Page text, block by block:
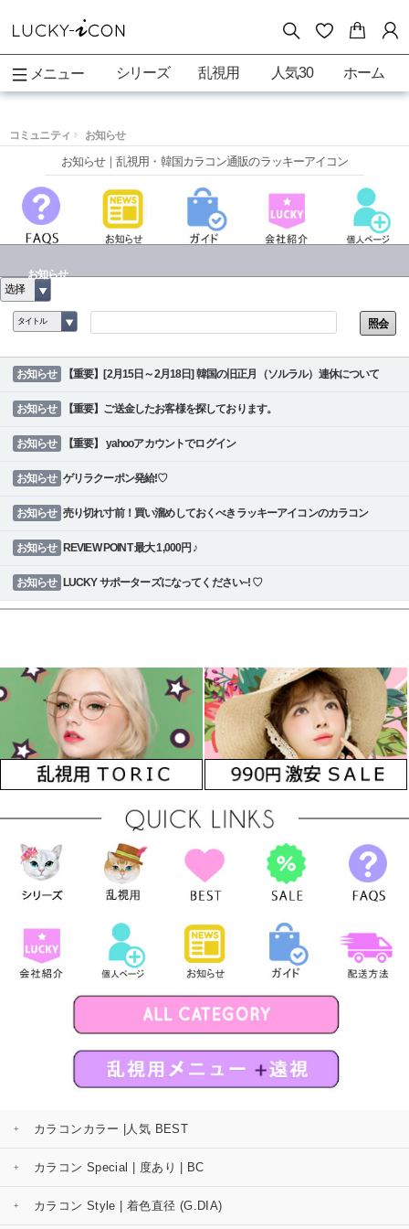
メニュー シリーズ 乱視用 人気30 ホーム
コミュニティ お知らせ
お知らせ｜乱視用・韓国カラコン通販のラッキーアイコン
お知らせ
选择
タイトル 照会
お知らせ 【重要】[2月15日～2月18日] 韓国の旧正月（ソルラル）連休について
お知らせ 【重要】ご送金したお客様を探しております。
お知らせ 【重要】 yahooアカウントでログイン
お知らせ ゲリラクーポン発給!♡
お知らせ 売り切れ寸前！買い溜めしておくべきラッキーアイコンのカラコン
お知らせ REVIEW POINT 最大 1,000円 ♪
お知らせ LUCKY サポーターズになってください~! ♡
カラコンカラー |人気 BEST
カラコン Special | 度あり | BC
カラコン Style | 着色直径 (G.DIA)